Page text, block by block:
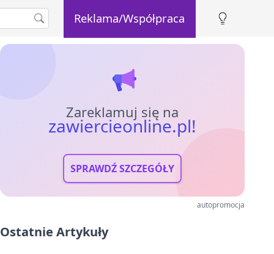
Reklama/Współpraca
Zareklamuj się na
zawiercieonline.pl!
SPRAWDŹ SZCZEGÓŁY
autopromocja
Ostatnie Artykuły